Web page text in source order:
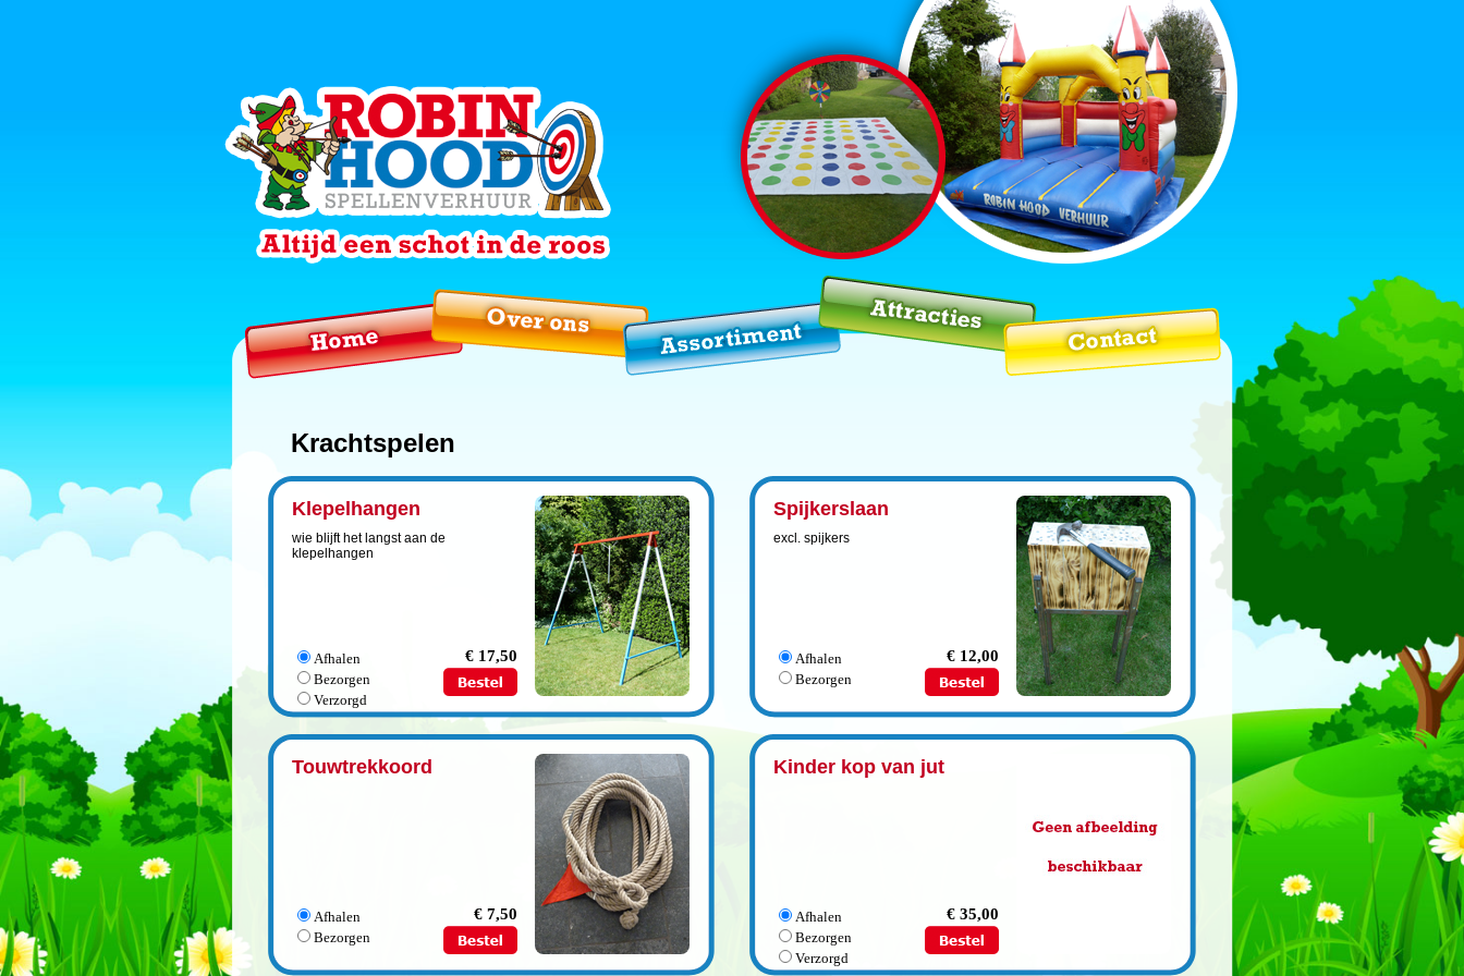
Krachtspelen
Klepelhangen
wie blijft het langst aan de
klepelhangen
€ 17,50
Afhalen
Bezorgen
Verzorgd
Spijkerslaan
excl. spijkers
€ 12,00
Afhalen
Bezorgen
Touwtrekkoord
€ 7,50
Afhalen
Bezorgen
Kinder kop van jut
€ 35,00
Afhalen
Bezorgen
Verzorgd